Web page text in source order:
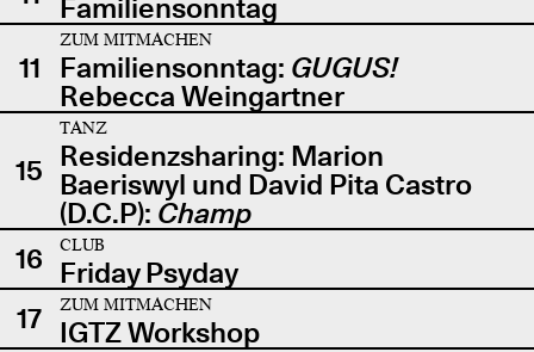
Familiensonntag
11
ZUM MITMACHEN
Familiensonntag: GUGUS!
Rebecca Weingartner
15
TANZ
Residenzsharing: Marion
Baeriswyl und David Pita Castro
(D.C.P): Champ
16
CLUB
Friday Psyday
17
ZUM MITMACHEN
IGTZ Workshop